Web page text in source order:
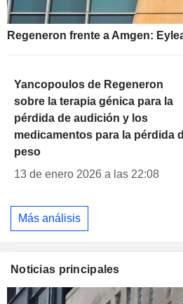
Regeneron frente a Amgen:
Yancopoulos de Regeneron
sobre la terapia génica para la
pérdida de audición y los
medicamentos para la pérdida
peso
13 de enero 2026 a las 22:08
Más análisis
Noticias principales